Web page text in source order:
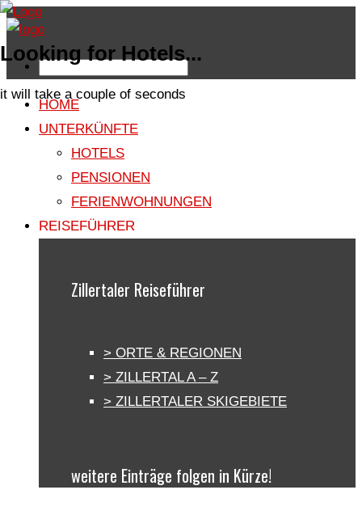
HOME
UNTERKÜNFTE
HOTELS
PENSIONEN
FERIENWOHNUNGEN
REISEFÜHRER
Zillertaler Reiseführer
> ORTE & REGIONEN
> ZILLERTAL A – Z
> ZILLERTALER SKIGEBIETE
weitere Einträge folgen in Kürze!
Looking for Hotels...
it will take a couple of seconds